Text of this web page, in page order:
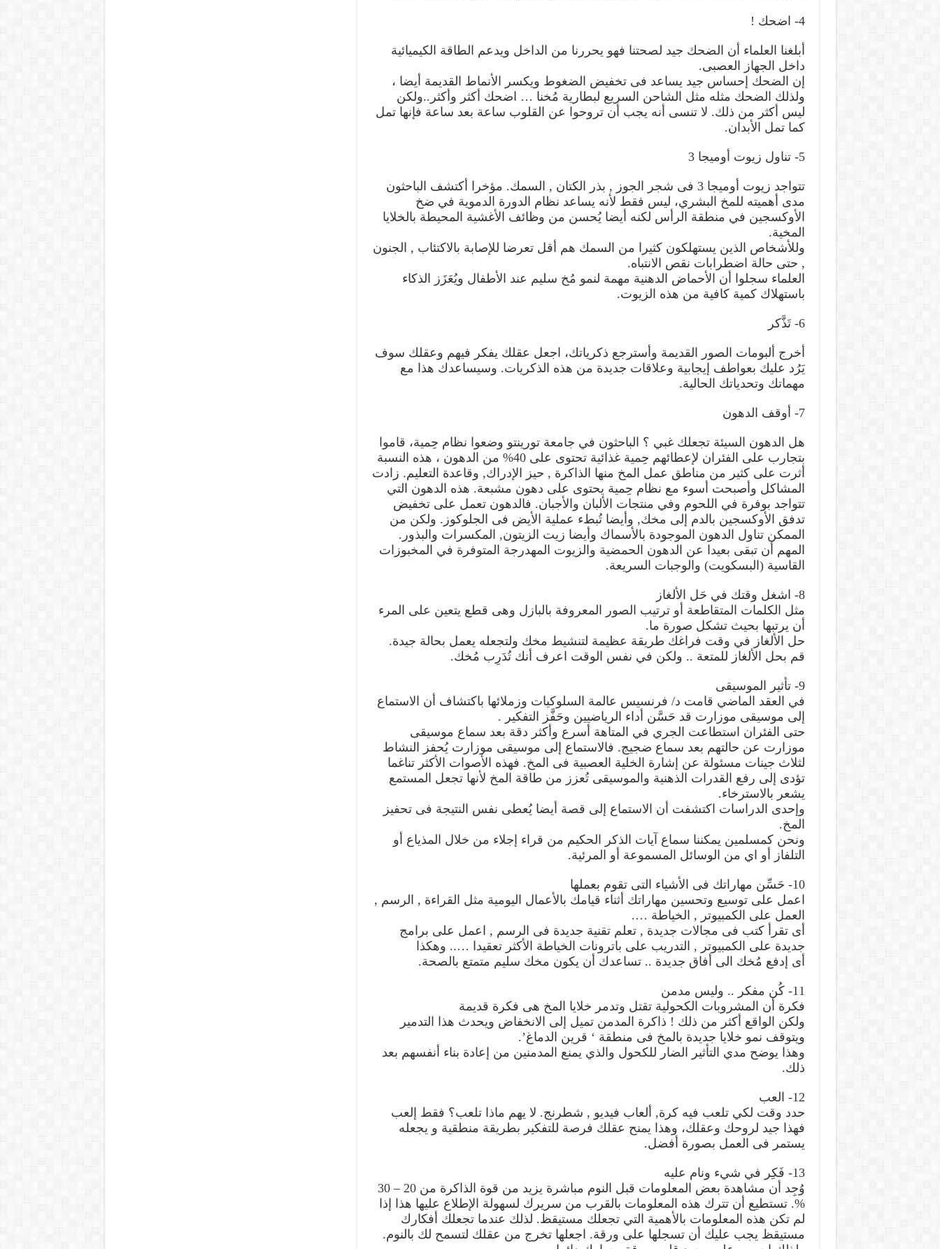
4- اضحك !
أبلغنا العلماء أن الضحك جيد لصحتنا فهو يحررنا من الداخل ويدعم الطاقة الكيميائية
داخل الجهاز العصبى.
إن الضحك إحساس جيد يساعد فى تخفيض الضغوط ويكسر الأنماط القديمة أيضا ،
ولذلك الضحك مثله مثل الشاحن السريع لبطارية مُخنا … اضحك أكثر وأكثر..ولكن
ليس أكثر من ذلك. لا تنسى أنه يجب أن تروحوا عن القلوب ساعة بعد ساعة فإنها تمل
كما تمل الأبدان.
5- تناول زيوت أوميجا 3
تتواجد زيوت أوميجا 3 فى شجر الجوز , بذر الكتان , السمك. مؤخرا أكتشف الباحثون
مدى أهميته للمخ البشري، ليس فقط لأنه يساعد نظام الدورة الدموية في ضخ
الأوكسجين في منطقة الرأس لكنه أيضا يُحسن من وظائف الأغشية المحيطة بالخلايا
المخية.
وللأشخاص الذين يستهلكون كثيرا من السمك هم أقل تعرضا للإصابة بالاكتئاب , الجنون
, حتى حالة اضطرابات نقص الانتباه.
العلماء سجلوا أن الأحماض الدهنية مهمة لنمو مُخ سليم عند الأطفال ويُعَزَز الذكاء
باستهلاك كمية كافية من هذه الزيوت.
6- تَذَّكر
أخرج ألبومات الصور القديمة وأسترجع ذكرياتك، اجعل عقلك يفكر فيهم وعقلك سوف
يَرُد عليك بعواطف إيجابية وعلاقات جديدة من هذه الذكريات. وسيساعدك هذا مع
مهماتك وتحدياتك الحالية.
7- أوقف الدهون
هل الدهون السيئة تجعلك غبي ؟ الباحثون في جامعة تورينتو وضعوا نظام حِمية، قاموا
بتجارب على الفئران لإعطائهم حِمية غذائية تحتوى على 40% من الدهون ، هذه النسبة
أثرت على كثير من مناطق عمل المخ منها الذاكرة , حيز الإدراك, وقاعدة التعليم. زادت
المشاكل وأصبحت أسوء مع نظام حِمية يحتوى على دهون مشبعة. هذه الدهون التي
تتواجد بوفرة في اللحوم وفي منتجات الألبان والأجبان. فالدهون تعمل على تخفيض
تدفق الأوكسجين بالدم إلى مخك, وأيضا تُبطء عملية الأيض فى الجلوكوز. ولكن من
الممكن تناول الدهون الموجودة بالأسماك وأيضا زيت الزيتون, المكسرات والبذور.
المهم أن تبقى بعيدا عن الدهون الحمضية والزيوت المهدرجة المتوفرة في المخبوزات
القاسية (البسكويت) والوجبات السريعة.
8- اشغل وقتك في حَل الألغاز
مثل الكلمات المتقاطعة أو ترتيب الصور المعروفة بالبازل وهى قطع يتعين على المرء
أن يرتبها بحيث تشكل صورة ما.
حل الألغاز في وقت فراغك طريقة عظيمة لتنشيط مخك ولتجعله يعمل بحالة جيدة.
قم بحل الألغاز للمتعة .. ولكن في نفس الوقت اعرف أنك تُدَرِب مُخك.
9- تأثير الموسيقى
في العقد الماضي قامت د/ فرنسيس عالمة السلوكيات وزملائها باكتشاف أن الاستماع
إلى موسيقى موزارت قد حَسَّن أداء الرياضيين وحَفَّز التفكير .
حتى الفئران استطاعت الجري في المتاهة أسرع وأكثر دقة بعد سماع موسيقى
موزارت عن حالتهم بعد سماع ضجيج. فالاستماع إلى موسيقى موزارت يُحفز النشاط
لثلاث جينات مسئولة عن إشارة الخلية العصبية فى المخ. فهذه الأصوات الأكثر تناغما
تؤدى إلى رفع القدرات الذهنية والموسيقى تُعزز من طاقة المخ لأنها تجعل المستمع
يشعر بالاسترخاء.
وإحدى الدراسات اكتشفت أن الاستماع إلى قصة أيضا يُعطى نفس النتيجة فى تحفيز
المخ.
ونحن كمسلمين يمكننا سماع آيات الذكر الحكيم من قراء إجلاء من خلال المذياع أو
التلفاز أو اي من الوسائل المسموعة أو المرئية.
10- حَسِّن مهاراتك فى الأشياء التى تقوم بعملها
اعمل على توسيع وتحسين مهاراتك أثناء قيامك بالأعمال اليومية مثل القراءة , الرسم ,
العمل على الكمبيوتر , الخياطة ….
أى تقرأ كتب فى مجالات جديدة , تعلم تقنية جديدة فى الرسم , اعمل على برامج
جديدة على الكمبيوتر , التدريب على باترونات الخياطة الأكثر تعقيدا ….. وهكذا
أى إدفع مُخك الى أفاق جديدة .. تساعدك أن يكون مخك سليم متمتع بالصحة.
11- كُن مفكر .. وليس مدمن
فكرة أن المشروبات الكحولية تقتل وتدمر خلايا المخ هى فكرة قديمة
ولكن الواقع أكثر من ذلك ! ذاكرة المدمن تميل إلى الانخفاض ويحدث هذا التدمير
ويتوقف نمو خلايا جديدة بالمخ فى منطقة ‘ قرين الدماغ’.
وهذا يوضح مدي التأثير الضار للكحول والذي يمنع المدمنين من إعادة بناء أنفسهم بعد
ذلك.
12- العب
حدد وقت لكي تلعب فيه كرة, ألعاب فيديو , شطرنج. لا يهم ماذا تلعب؟ فقط إلعب
فهذا جيد لروحك وعقلك، وهذا يمنح عقلك فرصة للتفكير بطريقة منطقية و يجعله
يستمر فى العمل بصورة أفضل.
13- فَكِر في شيء ونام عليه
وُجِد أن مشاهدة بعض المعلومات قبل النوم مباشرة يزيد من قوة الذاكرة من 20 – 30
%. تستطيع أن تترك هذه المعلومات بالقرب من سريرك لسهولة الإطلاع عليها هذا إذا
لم تكن هذه المعلومات بالأهمية التي تجعلك مستيقظ. لذلك عندما تجعلك أفكارك
مستيقظ يجب عليك أن تسجلها على ورقة. اجعلها تخرج من عقلك لتسمح لك بالنوم.